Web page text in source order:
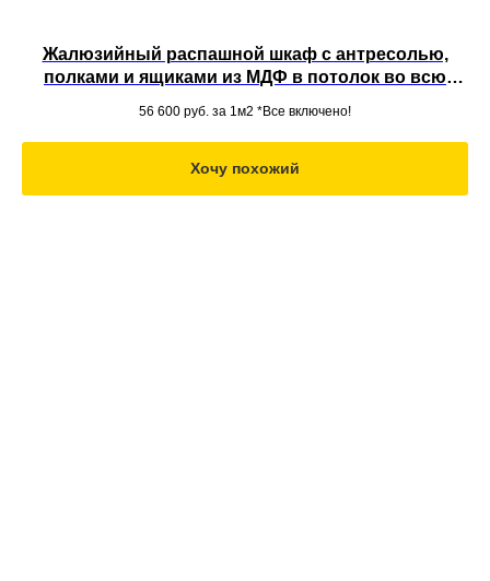
Жалюзийный распашной шкаф с антресолью,
полками и ящиками из МДФ в потолок во всю
56 600 руб. за 1м2 *Все включено!
Хочу похожий